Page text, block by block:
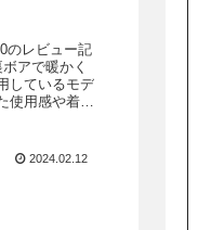
のレビュー記
アで暖かく
しているモデ
用感や着用
2024.02.12